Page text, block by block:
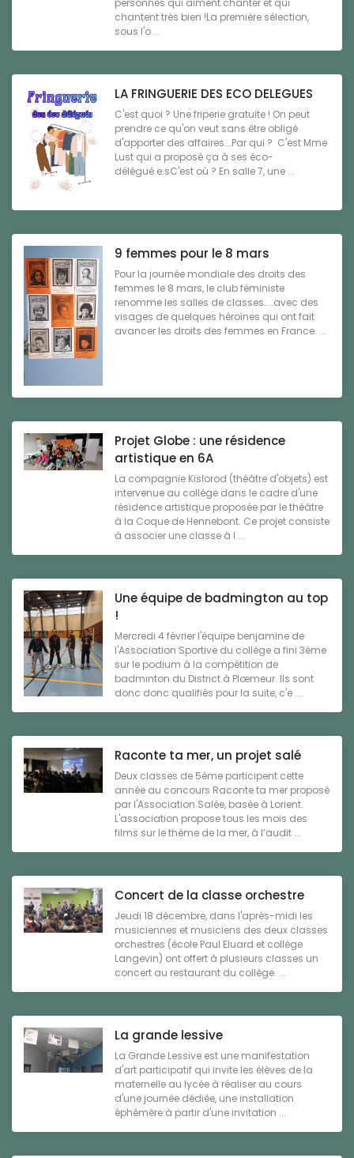
personnes qui aiment chanter et qui
chantent très bien !La première sélection,
sous l'o ...
LA FRINGUERIE DES ECO DELEGUES
C'est quoi ? Une friperie gratuite ! On peut
prendre ce qu'on veut sans être obligé
d'apporter des affaires...Par qui ? C'est Mme
Lust qui a proposé ça à ses éco-
délégué.e.sC'est où ? En salle 7, une ...
9 femmes pour le 8 mars
Pour la journée mondiale des droits des
femmes le 8 mars, le club féministe
renomme les salles de classes....avec des
visages de quelques héroïnes qui ont fait
avancer les droits des femmes en France. ...
Projet Globe : une résidence
artistique en 6A
La compagnie Kislorod (théâtre d'objets) est
intervenue au collège dans le cadre d'une
résidence artistique proposée par le théâtre
à la Coque de Hennebont. Ce projet consiste
à associer une classe à l ...
Une équipe de badmington au top
!
Mercredi 4 février l'équipe benjamine de
l'Association Sportive du collège a fini 3ème
sur le podium à la compétition de
badminton du District à Plœmeur. Ils sont
donc donc qualifiés pour la suite, c'e ...
Raconte ta mer, un projet salé
Deux classes de 5ème participent cette
année au concours Raconte ta mer proposé
par l'Association Salée, basée à Lorient.
L'association propose tous les mois des
films sur le thème de la mer, à l’audit ...
Concert de la classe orchestre
Jeudi 18 décembre, dans l'après-midi les
musiciennes et musiciens des deux classes
orchestres (école Paul Eluard et collège
Langevin) ont offert à plusieurs classes un
concert au restaurant du collège. ...
La grande lessive
La Grande Lessive est une manifestation
d'art participatif qui invite les élèves de la
maternelle au lycée à réaliser au cours
d'une journée dédiée, une installation
éphémère à partir d'une invitation ...